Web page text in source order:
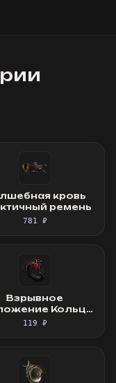
кровь
ремень
781 ₽
Взрывное
Кольцо
без камня
119 ₽